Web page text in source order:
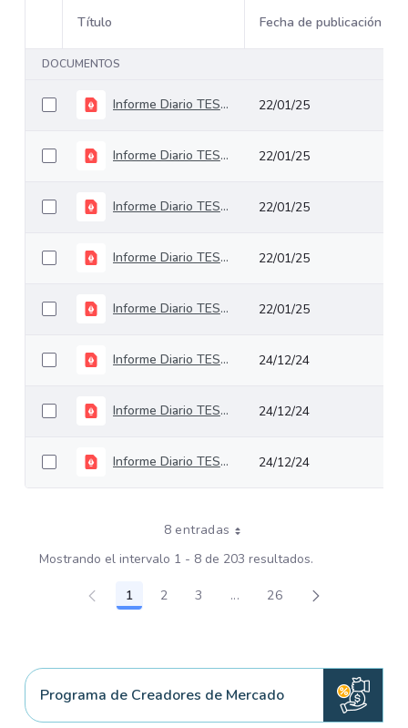
Selección del elemento
Título Fecha de publicación
DOCUMENTOS
Informe Diario TES 30 de diciembre de 2024 22/01/25
Informe Diario TES 27 de diciembre de 2024 22/01/25
Informe Diario TES 26 de diciembre de 2024 22/01/25
Informe Diario TES 24 de diciembre de 2024 22/01/25
Informe Diario TES 23 de diciembre de 2024 22/01/25
Informe Diario TES 20 de diciembre de 2024 24/12/24
Informe Diario TES 19 de diciembre de 2024 24/12/24
Informe Diario TES 18 de diciembre de 2024 24/12/24
8 entradas
Mostrando el intervalo 1 - 8 de 203 resultados.
Página
1 Página
2 Página
3 ...Páginas intermedias Use
Página
26
Programa de Creadores de Mercado